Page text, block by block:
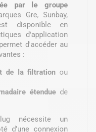
par le groupe
Gre, Sunbay,
disponible en
d'application
d'accéder au
:
de la filtration ou
étendue de
nécessite un
d'une connexion